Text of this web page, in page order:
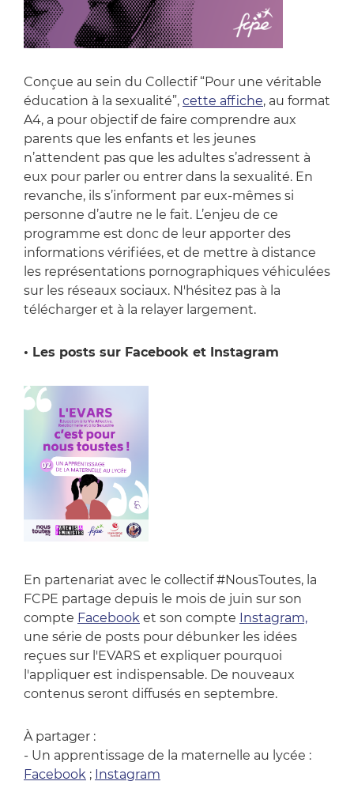
Conçue au sein du Collectif “Pour une véritable
éducation à la sexualité”, cette affiche, au format
A4, a pour objectif de faire comprendre aux
parents que les enfants et les jeunes
n’attendent pas que les adultes s’adressent à
eux pour parler ou entrer dans la sexualité. En
revanche, ils s’informent par eux-mêmes si
personne d’autre ne le fait. L’enjeu de ce
programme est donc de leur apporter des
informations vérifiées, et de mettre à distance
les représentations pornographiques véhiculées
sur les réseaux sociaux. N'hésitez pas à la
télécharger et à la relayer largement.
• Les posts sur Facebook et Instagram
En partenariat avec le collectif #NousToutes, la
FCPE partage depuis le mois de juin sur son
compte Facebook et son compte Instagram,
une série de posts pour débunker les idées
reçues sur l'EVARS et expliquer pourquoi
l'appliquer est indispensable. De nouveaux
contenus seront diffusés en septembre.
À partager :
- Un apprentissage de la maternelle au lycée :
Facebook ; Instagram